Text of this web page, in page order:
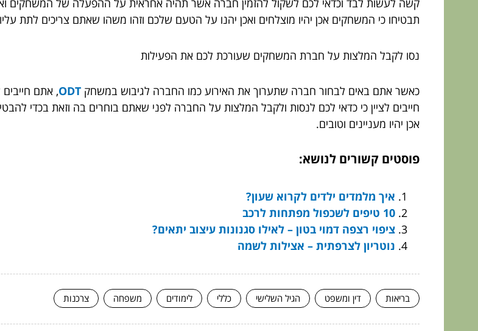
קשה לעשות לבד וכדאי לכם לשקול להזמין חברה אשר תהיה אחראית על ההפעלה של המשחקים
תבטיחו כי המשחקים אכן יהיו מוצלחים ואכן יהנו על הטעם שלכם וזהו משהו שאתם צריכים לתת
נסו לקבל המלצות על חברת המשחקים שעורכת לכם את הפעילות
כאשר אתם באים לבחור חברה שתערוך את האירוע כמו החברה לגיבוש במשחק ODT, אתם
חייבים לציין כי כדאי לכם לנסות ולקבל המלצות על החברה לפני שאתם בוחרים בה וזאת בכדי
אכן יהיו מעניינים וטובים.
פוסטים קשורים לנושא:
איך מלמדים ילדים לקרוא שעון?
10 טיפים לשכפול מפתחות לרכב
ציפוי רצפה דמוי בטון – לאילו סגנונות עיצוב יתאים?
נוטריון לצרפתית – אצילות לשמה
בריאות דין ומשפט הגיל השלישי כללי לימודים משפחה צרכנות